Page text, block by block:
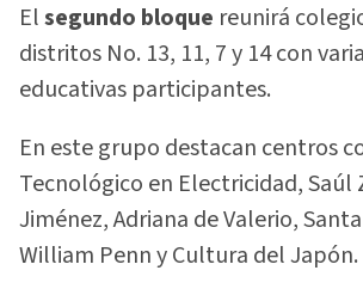
Elsegundo bloque reunirá
distritos No. 13, 11, 7 y 14 con
educativas participantes.
En este grupo destacan centros
Tecnológico en Electricidad, Saúl
Jiménez, Adriana de Valerio,
William Penn y Cultura del Japón.